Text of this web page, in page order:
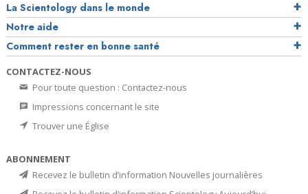
La Scientology dans le monde
Notre aide
Comment rester en bonne santé
CONTACTEZ-NOUS
Pour toute question : Contactez-nous
Impressions concernant le site
Trouver une Église
ABONNEMENT
Recevez le bulletin d’information Nouvelles journalières